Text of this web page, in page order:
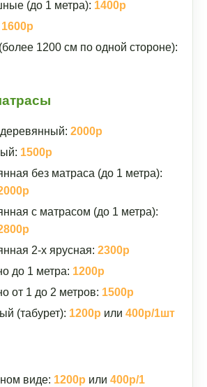
(до 1 метра): 1400р
1600р
1200 см по одной стороне):
2000р
1500р
без матраса (до 1 метра):
с матрасом (до 1 метра):
2-х ярусная: 2300р
до 1 метра: 1200р
от 1 до 2 метров: 1500р
(табурет): 1200р или 400р/1шт
виде: 1200р или 400р/1